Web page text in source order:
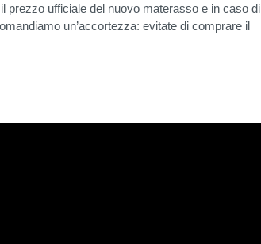
prezzo ufficiale del nuovo materasso e in caso di
un’accortezza: evitate di comprare il